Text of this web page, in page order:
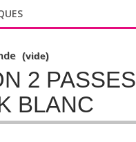
(vide)
2
BLANC